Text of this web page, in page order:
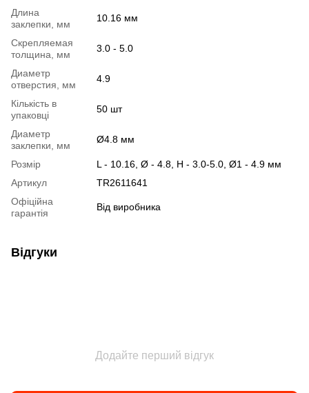
Длина
заклепки, мм
10.16 мм
Скрепляемая
толщина, мм
3.0 - 5.0
Диаметр
отверстия, мм
4.9
Кількість в
упаковці
50 шт
Диаметр
заклепки, мм
Ø4.8 мм
Розмір
L - 10.16, Ø - 4.8, H - 3.0-5.0, Ø1 - 4.9 мм
Артикул
TR2611641
Офіційна
гарантія
Від виробника
Відгуки
Додайте перший відгук